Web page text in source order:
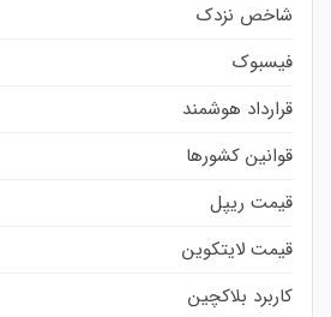
شاخص نزدک
فیسبوک
قرارداد هوشمند
قوانین کشورها
قیمت ریپل
قیمت لایتکوین
کاربرد بلاکچین